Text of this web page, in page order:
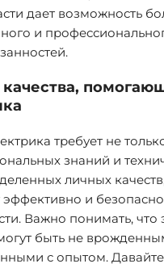
дает возможность
и
требует не
знаний и
личных
и
Важно понимать, что
быть не
с опытом.